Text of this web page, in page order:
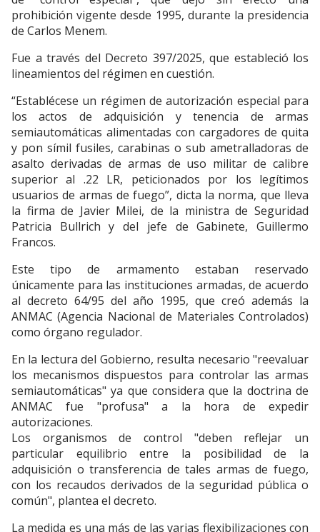
prohibición vigente desde 1995, durante la presidencia
de Carlos Menem.
Fue a través del Decreto 397/2025, que estableció los
lineamientos del régimen en cuestión.
“Establécese un régimen de autorización especial para
los actos de adquisición y tenencia de armas
semiautomáticas alimentadas con cargadores de quita
y pon símil fusiles, carabinas o sub ametralladoras de
asalto derivadas de armas de uso militar de calibre
superior al .22 LR, peticionados por los legítimos
usuarios de armas de fuego”, dicta la norma, que lleva
la firma de Javier Milei, de la ministra de Seguridad
Patricia Bullrich y del jefe de Gabinete, Guillermo
Francos.
Este tipo de armamento estaban reservado
únicamente para las instituciones armadas, de acuerdo
al decreto 64/95 del año 1995, que creó además la
ANMAC (Agencia Nacional de Materiales Controlados)
como órgano regulador.
En la lectura del Gobierno, resulta necesario "reevaluar
los mecanismos dispuestos para controlar las armas
semiautomáticas" ya que considera que la doctrina de
ANMAC fue "profusa" a la hora de expedir
autorizaciones.
Los organismos de control "deben reflejar un
particular equilibrio entre la posibilidad de la
adquisición o transferencia de tales armas de fuego,
con los recaudos derivados de la seguridad pública o
común", plantea el decreto.
La medida es una más de las varias flexibilizaciones con